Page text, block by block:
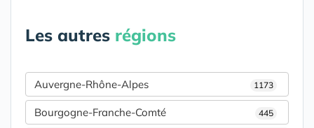
Les autres régions
Auvergne-Rhône-Alpes 1173
Bourgogne-Franche-Comté 445